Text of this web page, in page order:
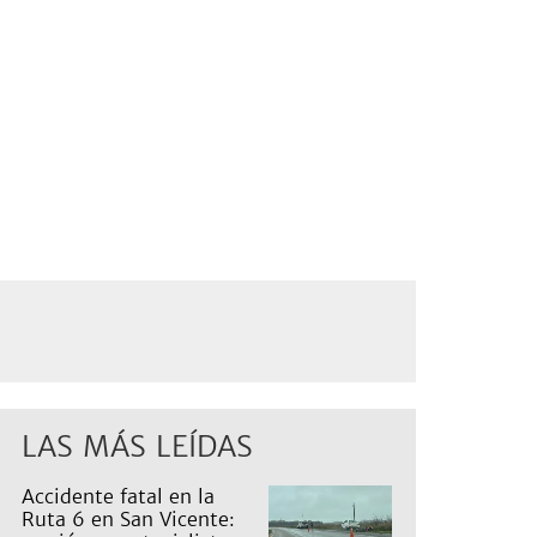
LAS MÁS LEÍDAS
Accidente fatal en la
Ruta 6 en San Vicente: